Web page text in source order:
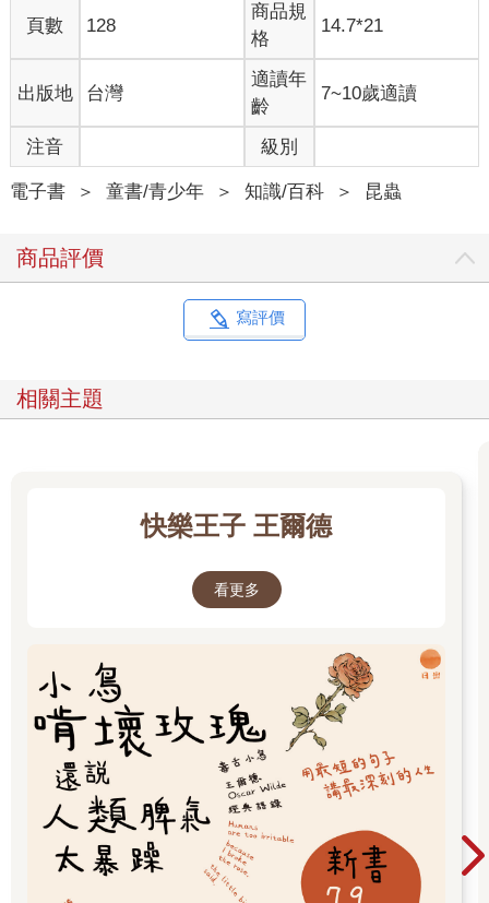
頁數 128
商品規
格
14.7*21
出版地 台灣
適讀年
齡
7~10歲適讀
注音 級別
電子書 ＞ 童書/青少年 ＞ 知識/百科 ＞ 昆蟲
商品評價
寫評價
相關主題
快樂王子 王爾德
看更多